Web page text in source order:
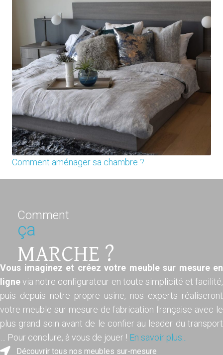
Comment aménager sa chambre ?
Comment
ça
MARCHE ?
Vous imaginez et créez votre meuble sur mesure en
lignevia notre configurateur en toute simplicité et facilité,
puis depuis notre propre usine, nos experts réaliseront
votre meuble sur mesure de fabrication française avec le
plus grand soin avant de le confier au leader du transport
… Pour conclure, à vous de jouer ! En savoir plus...
Découvrir tous nos meubles sur-mesure